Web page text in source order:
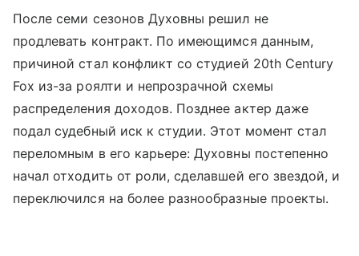
После семи сезонов Духовны решил не
продлевать контракт. По имеющимся данным,
причиной стал конфликт со студией 20th Century
Fox из-за роялти и непрозрачной схемы
распределения доходов. Позднее актер даже
подал судебный иск к студии. Этот момент стал
переломным в его карьере: Духовны постепенно
начал отходить от роли, сделавшей его звездой, и
переключился на более разнообразные проекты.